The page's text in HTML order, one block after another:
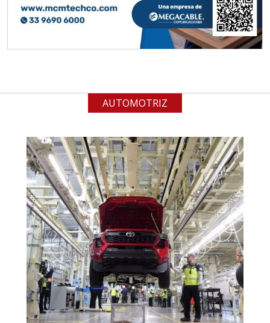
Especificaciones:
Requisitos: Garantizar composición
química y origen adecuados
(especialmente para grafito) y
Empresa en Jalisco
Requiere:
ACERO INOXIDABLE
Especificaciones:
Incluyendo grado 304. Requisitos:
Garantizar composición química y
origen adecuados (especialmente
para grafito) y contar con sistemas
de calidad y gestión ambiental.
AUTOMOTRIZ